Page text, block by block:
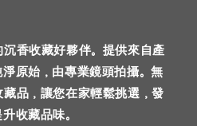
沉香收藏好夥伴。提供來自產
原始，由專業鏡頭拍攝。無
品，讓您在家輕鬆挑選，發
收藏品味。